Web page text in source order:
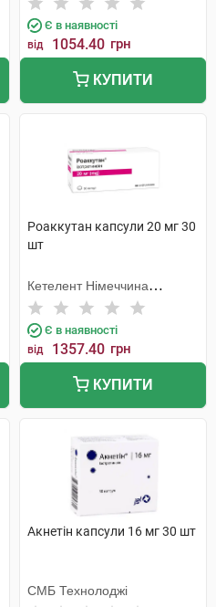
Є в наявності
від 1054.40 грн
КУПИТИ
Роаккутан капсули 20 мг 30
шт
Кетелент Німеччина
Ебербах
Є в наявності
від 1357.40 грн
КУПИТИ
Акнетін капсули 16 мг 30 шт
СМБ Технолоджі